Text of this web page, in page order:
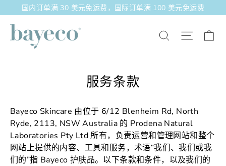
至
国内订单满 30 美元免运费，国际订单满 100 美元免运费
搜索 站点导
服务条款
Bayeco Skincare 由位于 6/12 Blenheim Rd, North
Ryde, 2113, NSW Australia 的 Prodena Natural
Laboratories Pty Ltd 所有，负责运营和管理网站和整个
网站上提供的内容、工具和服务，术语“我们、我们或我
们的”指 Bayeco 护肤品。以下条款和条件，以及我们的